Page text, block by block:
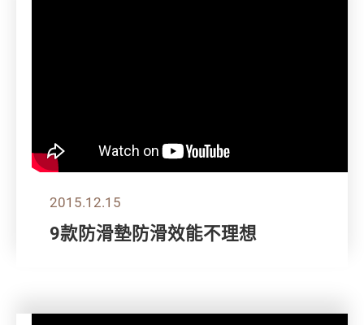
2015.12.15
9款防滑墊防滑效能不理想